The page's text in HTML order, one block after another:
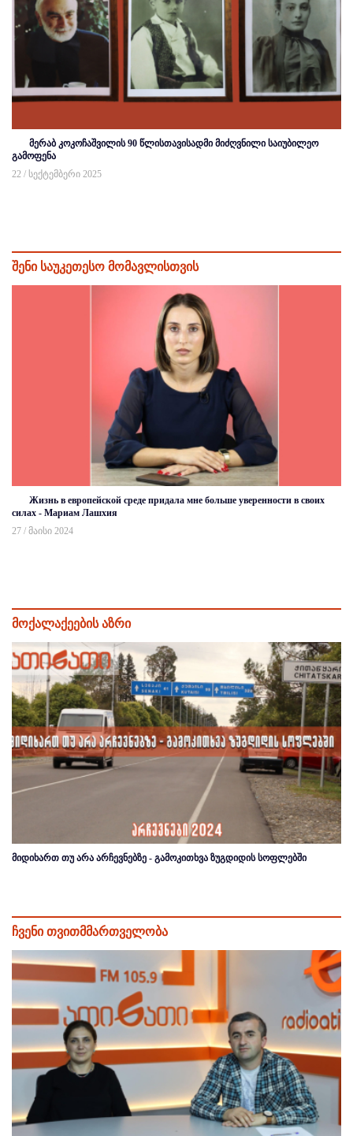
მერაბ კოკოჩაშვილის 90 წლისთავისადმი მიძღვნილი საიუბილეო
გამოფენა
22 / სექტემბერი 2025
შენი საუკეთესო მომავლისთვის
Жизнь в европейской среде придала мне больше уверенности в своих
силах - Мариам Лашхия
27 / მაისი 2024
მოქალაქეების აზრი
მიდიხართ თუ არა არჩევნებზე - გამოკითხვა ზუგდიდის სოფლებში
ჩვენი თვითმმართველობა